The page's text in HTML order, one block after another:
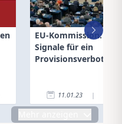
EU-Kommission:
Signale für ein
Provisionsverbot
11.01.23 |